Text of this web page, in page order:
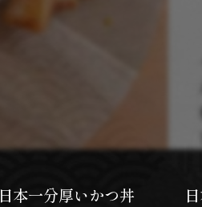
日本一分厚いかつ丼